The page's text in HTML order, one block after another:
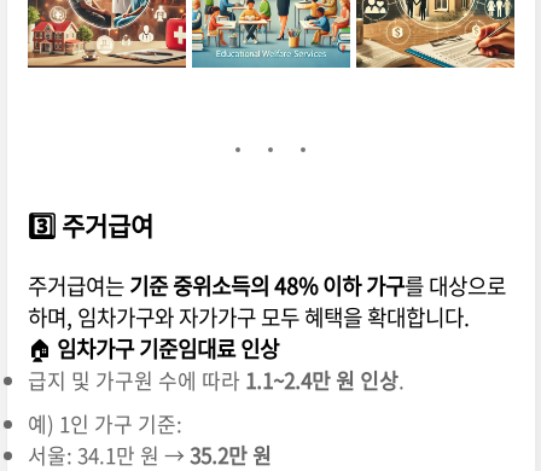
3️⃣주거급여
주거급여는기준 중위소득의 48% 이하 가구를 대상으로
하며, 임차가구와 자가가구 모두 혜택을 확대합니다.
🏠 임차가구 기준임대료 인상
급지 및 가구원 수에 따라 1.1~2.4만 원 인상.
예) 1인 가구 기준:
서울: 34.1만 원 → 35.2만 원